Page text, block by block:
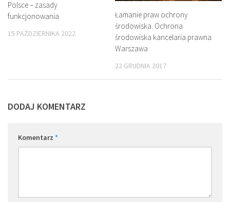
Polsce – zasady
funkcjonowania
15 PAŹDZIERNIKA 2022
Łamanie praw ochrony
środowiska. Ochrona
środowiska kancelaria prawna
Warszawa
22 GRUDNIA 2017
DODAJ KOMENTARZ
Komentarz *